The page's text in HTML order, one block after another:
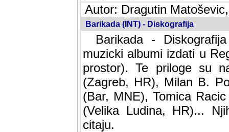
Autor: Dragutin
Barikada (INT) - Diskografija
Barikada -
muzicki albumi izdati u
prostor). Te priloge su
(Zagreb, HR), Milan B.
(Bar, MNE), Tomica
(Velika Ludina, HR)...
citaju.